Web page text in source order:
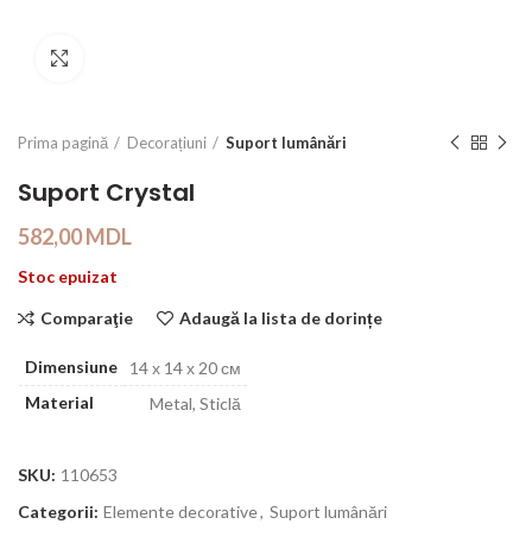
Prima pagină Decorațiuni Suport lumânări
Suport Crystal
582,00MDL
Stoc epuizat
Comparaţie Adaugă la lista de dorințe
Dimensiune
14 х 14 х 20 см
Material
Metal, Sticlă
SKU: 110653
Categorii: Elemente decorative, Suport lumânări